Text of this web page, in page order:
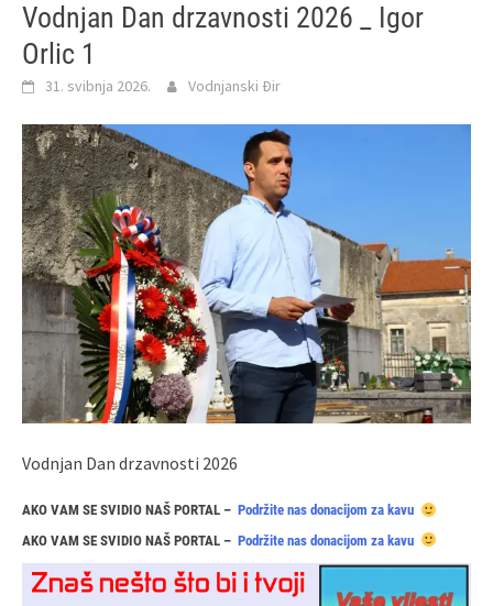
Vodnjan Dan drzavnosti 2026 _ Igor
Orlic 1
31. svibnja 2026. Vodnjanski Đir
Vodnjan Dan drzavnosti 2026
AKO VAM SE SVIDIO NAŠ PORTAL – Podržite nas donacijom za kavu
AKO VAM SE SVIDIO NAŠ PORTAL – Podržite nas donacijom za kavu